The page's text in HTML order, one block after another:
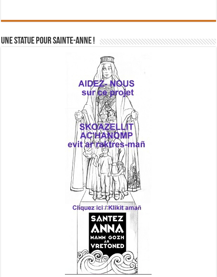
Une statue pour Sainte-Anne !